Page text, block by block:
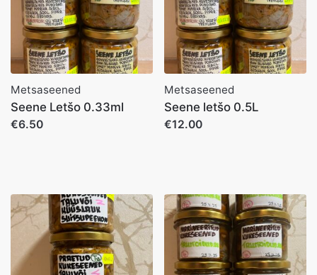
Metsaseened
Seene Letšo 0.33ml
€6.50
Metsaseened
Seene letšo 0.5L
€12.00